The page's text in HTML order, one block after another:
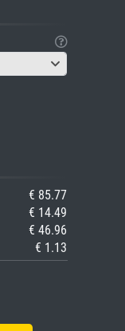
€ 85.77
€ 14.49
€ 46.96
€ 1.13